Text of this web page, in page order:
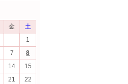
金
土
1
7
8
14
15
21
22